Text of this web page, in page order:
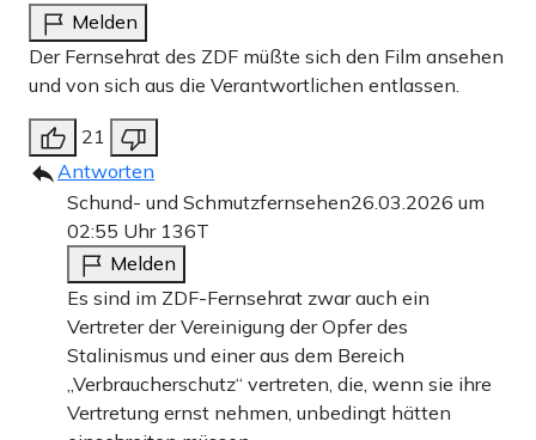
Melden
Der Fernsehrat des ZDF müßte sich den Film ansehen
und von sich aus die Verantwortlichen entlassen.
21
Antworten
Schund- und Schmutzfernsehen26.03.2026 um
02:55 Uhr 136T
Melden
Es sind im ZDF-Fernsehrat zwar auch ein
Vertreter der Vereinigung der Opfer des
Stalinismus und einer aus dem Bereich
„Verbraucherschutz“ vertreten, die, wenn sie ihre
Vertretung ernst nehmen, unbedingt hätten